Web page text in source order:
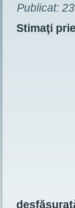
Publicat:
Stimaţi